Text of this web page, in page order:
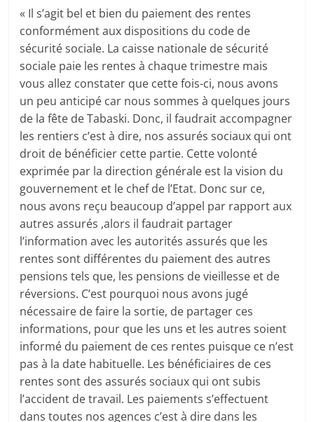
« Il s’agit bel et bien du paiement des rentes
conformément aux dispositions du code de
sécurité sociale. La caisse nationale de sécurité
sociale paie les rentes à chaque trimestre mais
vous allez constater que cette fois-ci, nous avons
un peu anticipé car nous sommes à quelques jours
de la fête de Tabaski. Donc, il faudrait accompagner
les rentiers c’est à dire, nos assurés sociaux qui ont
droit de bénéficier cette partie. Cette volonté
exprimée par la direction générale est la vision du
gouvernement et le chef de l’Etat. Donc sur ce,
nous avons reçu beaucoup d’appel par rapport aux
autres assurés ,alors il faudrait partager
l’information avec les autorités assurés que les
rentes sont différentes du paiement des autres
pensions tels que, les pensions de vieillesse et de
réversions. C’est pourquoi nous avons jugé
nécessaire de faire la sortie, de partager ces
informations, pour que les uns et les autres soient
informé du paiement de ces rentes puisque ce n’est
pas à la date habituelle. Les bénéficiaires de ces
rentes sont des assurés sociaux qui ont subis
l’accident de travail. Les paiements s’effectuent
dans toutes nos agences c’est à dire dans les